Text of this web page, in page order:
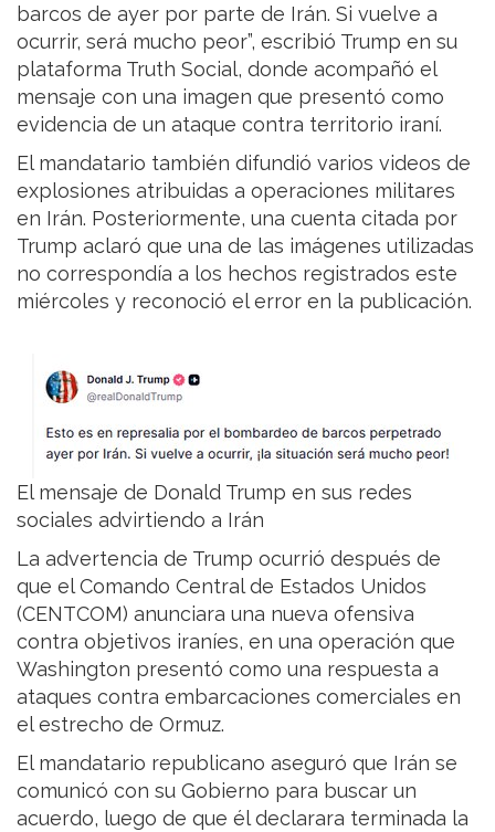
barcos de ayer por parte de Irán. Si vuelve a
ocurrir, será mucho peor”, escribió Trump en su
plataforma Truth Social, donde acompañó el
mensaje con una imagen que presentó como
evidencia de un ataque contra territorio iraní.
El mandatario también difundió varios videos de
explosiones atribuidas a operaciones militares
en Irán. Posteriormente, una cuenta citada por
Trump aclaró que una de las imágenes utilizadas
no correspondía a los hechos registrados este
miércoles y reconoció el error en la publicación.
El mensaje de Donald Trump en sus redes
sociales advirtiendo a Irán
La advertencia de Trump ocurrió después de
que el Comando Central de Estados Unidos
(CENTCOM) anunciara una nueva ofensiva
contra objetivos iraníes, en una operación que
Washington presentó como una respuesta a
ataques contra embarcaciones comerciales en
el estrecho de Ormuz.
El mandatario republicano aseguró que Irán se
comunicó con su Gobierno para buscar un
acuerdo, luego de que él declarara terminada la